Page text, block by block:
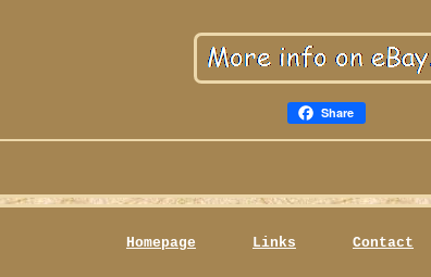
Share
Homepage Links Contact